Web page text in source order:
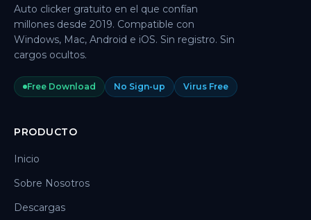
Auto clicker gratuito en el que confían
millones desde 2019. Compatible con
Windows, Mac, Android e iOS. Sin registro. Sin
cargos ocultos.
Free Download No Sign-up Virus Free
PRODUCTO
Inicio
Sobre Nosotros
Descargas